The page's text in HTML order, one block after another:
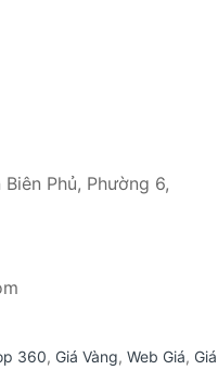
Phủ, Phường 6,
360, Giá Vàng, Web Giá, Giá